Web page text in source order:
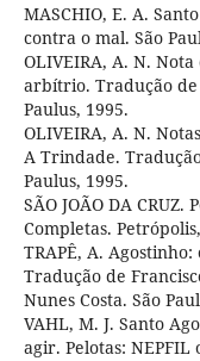
MASCHIO, E. A.
contra o mal. São
OLIVEIRA, A. N.
arbítrio. Tradução de
Paulus, 1995.
OLIVEIRA, A. N.
A Trindade.
Paulus, 1995.
SÃO JOÃO DA CRUZ.
Completas.
TRAPÊ, A.
Tradução de
Nunes Costa. São
VAHL, M. J. Santo
agir. Pelotas: NEPFIL